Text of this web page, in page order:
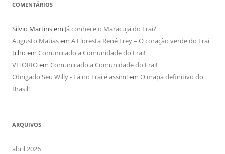
COMENTÁRIOS
Silvio Martinsem Já conhece o Maracujá do Frai?
Augusto Matiasem A Floresta René Frey – O coração verde do Frai
tcho em Comunicado a Comunidade do Frai!
VITORIOem Comunicado a Comunidade do Frai!
Obrigado Seu Willy - Lá no Frai é assim!em O mapa definitivo do
Brasil!
ARQUIVOS
abril 2026